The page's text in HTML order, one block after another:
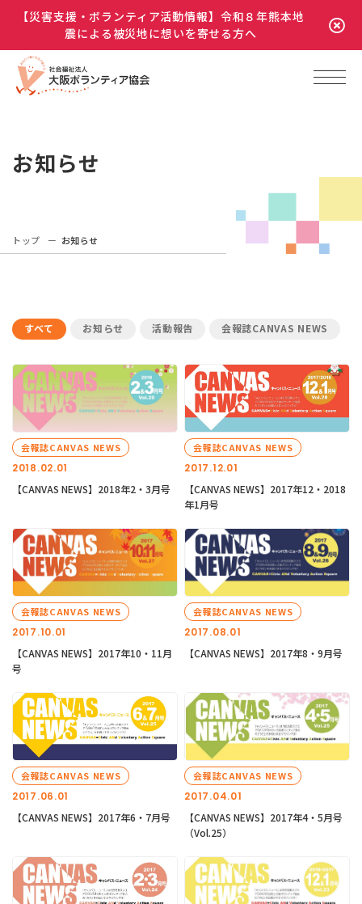
【災害支援・ボランティア活動情報】令和８年熊本地
震による被災地に想いを寄せる方へ
お知らせ
トップ お知らせ
すべて お知らせ 活動報告 会報誌CANVAS NEWS
2018.02.01
会報誌CANVAS NEWS
【CANVAS NEWS】2018年2・3月号
2017.12.01
会報誌CANVAS NEWS
【CANVAS NEWS】2017年12・2018
年1月号
2017.10.01
会報誌CANVAS NEWS
【CANVAS NEWS】2017年10・11月
号
2017.08.01
会報誌CANVAS NEWS
【CANVAS NEWS】2017年8・9月号
2017.06.01
会報誌CANVAS NEWS
【CANVAS NEWS】2017年6・7月号
2017.04.01
会報誌CANVAS NEWS
【CANVAS NEWS】2017年4・5月号
（Vol.25）